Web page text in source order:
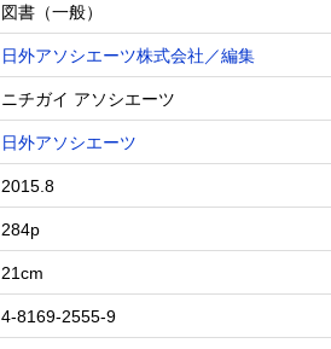
図書（一般）
日外アソシエーツ株式会社／編集
ニチガイ アソシエーツ
日外アソシエーツ
2015.8
284p
21cm
4-8169-2555-9